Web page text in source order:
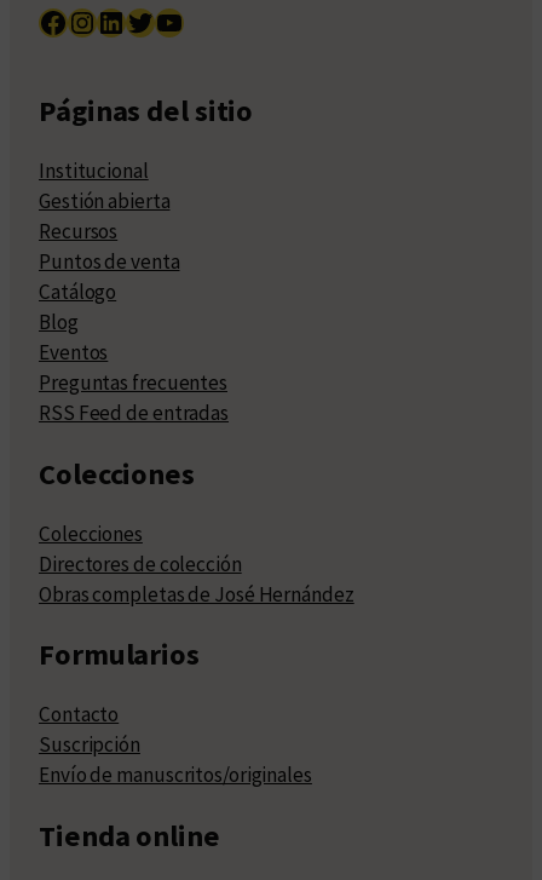
Facebook InstagramLinkedIn Twitter YouTube
Páginas del sitio
Institucional
Gestión abierta
Recursos
Puntos de venta
Catálogo
Blog
Eventos
Preguntas frecuentes
RSS Feed de entradas
Colecciones
Colecciones
Directores de colección
Obras completas de José Hernández
Formularios
Contacto
Suscripción
Envío de manuscritos/originales
Tienda online